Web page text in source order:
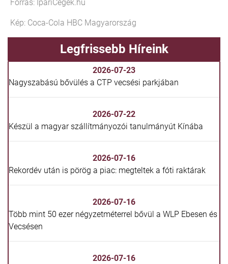
Forrás: IpariCégek.hu
Kép: Coca-Cola HBC Magyarország
Legfrissebb Híreink
2026-07-23
Nagyszabású bővülés a CTP vecsési parkjában
2026-07-22
Készül a magyar szállítmányozói tanulmányút Kínába
2026-07-16
Rekordév után is pörög a piac: megteltek a fóti raktárak
2026-07-16
Több mint 50 ezer négyzetméterrel bővül a WLP Ebesen és
Vecsésen
2026-07-16